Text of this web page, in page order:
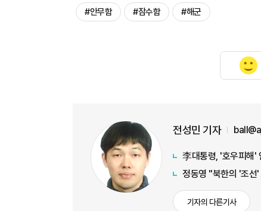
#안무함 #잠수함 #해군
전성민 기자
李대통령, '호우피해'
정동영 "북한의 '조선'
기자의 다른기사